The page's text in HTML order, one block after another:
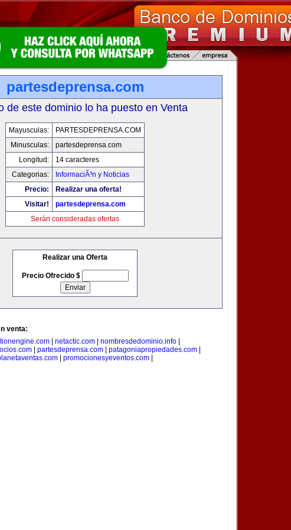
partesdeprensa.com
de este dominio lo ha puesto en Venta
Mayusculas:
PARTESDEPRENSA.COM
Minusculas:
partesdeprensa.com
Longitud:
14 caracteres
Categorias:
InformaciÃ³n y Noticias
Precio:
Realizar una oferta!
Visitar!
partesdeprensa.com
Serán consideradas ofertas
Realizar una Oferta
Precio Ofrecido $
venta:
| netactic.com| nombresdedominio.info|
partesdeprensa.com patagoniapropiedades.com
promocionesyeventos.com